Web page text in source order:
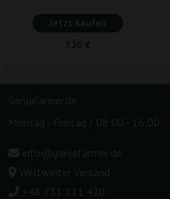
Jetzt kaufen
7,20 €
GanjaFarmer.de
Montag - Freitag / 08:00 - 16:00
info@ganjafarmer.de
Weltweiter Versand
+48 731 111 420